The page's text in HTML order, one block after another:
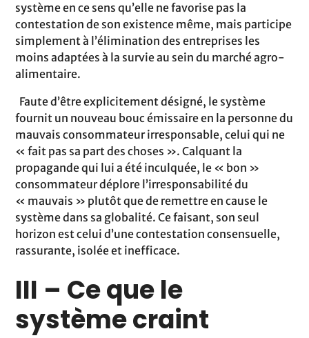
système en ce sens qu’elle ne favorise pas la
contestation de son existence même, mais participe
simplement à l’élimination des entreprises les
moins adaptées à la survie au sein du marché agro-
alimentaire.
Faute d’être explicitement désigné, le système
fournit un nouveau bouc émissaire en la personne du
mauvais consommateur irresponsable, celui qui ne
« fait pas sa part des choses ». Calquant la
propagande qui lui a été inculquée, le « bon »
consommateur déplore l’irresponsabilité du
« mauvais » plutôt que de remettre en cause le
système dans sa globalité. Ce faisant, son seul
horizon est celui d’une contestation consensuelle,
rassurante, isolée et inefficace.
III – Ce que le
système craint